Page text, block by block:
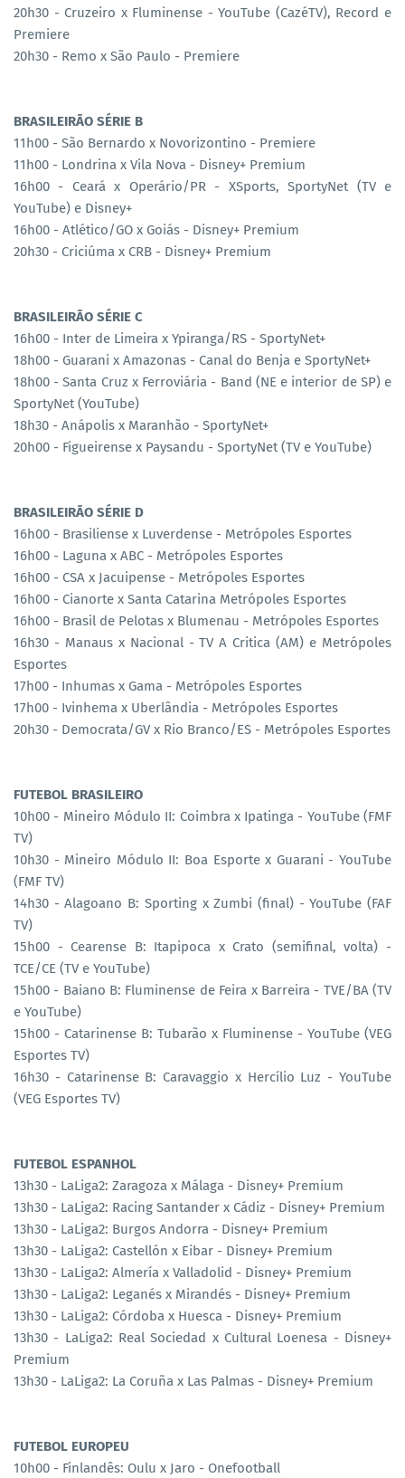
20h30 - Cruzeiro x Fluminense - YouTube (CazéTV), Record e
Premiere
20h30 - Remo x São Paulo - Premiere
BRASILEIRÃO SÉRIE B
11h00 - São Bernardo x Novorizontino - Premiere
11h00 - Londrina x Vila Nova - Disney+ Premium
16h00 - Ceará x Operário/PR - XSports, SportyNet (TV e
YouTube) e Disney+
16h00 - Atlético/GO x Goiás - Disney+ Premium
20h30 - Criciúma x CRB - Disney+ Premium
BRASILEIRÃO SÉRIE C
16h00 - Inter de Limeira x Ypiranga/RS - SportyNet+
18h00 - Guarani x Amazonas - Canal do Benja e SportyNet+
18h00 - Santa Cruz x Ferroviária - Band (NE e interior de SP) e
SportyNet (YouTube)
18h30 - Anápolis x Maranhão - SportyNet+
20h00 - Figueirense x Paysandu - SportyNet (TV e YouTube)
BRASILEIRÃO SÉRIE D
16h00 - Brasiliense x Luverdense - Metrópoles Esportes
16h00 - Laguna x ABC - Metrópoles Esportes
16h00 - CSA x Jacuipense - Metrópoles Esportes
16h00 - Cianorte x Santa Catarina Metrópoles Esportes
16h00 - Brasil de Pelotas x Blumenau - Metrópoles Esportes
16h30 - Manaus x Nacional - TV A Critica (AM) e Metrópoles
Esportes
17h00 - Inhumas x Gama - Metrópoles Esportes
17h00 - Ivinhema x Uberlândia - Metrópoles Esportes
20h30 - Democrata/GV x Rio Branco/ES - Metrópoles Esportes
FUTEBOL BRASILEIRO
10h00 - Mineiro Módulo II: Coimbra x Ipatinga - YouTube (FMF
TV)
10h30 - Mineiro Módulo II: Boa Esporte x Guarani - YouTube
(FMF TV)
14h30 - Alagoano B: Sporting x Zumbi (final) - YouTube (FAF
TV)
15h00 - Cearense B: Itapipoca x Crato (semifinal, volta) -
TCE/CE (TV e YouTube)
15h00 - Baiano B: Fluminense de Feira x Barreira - TVE/BA (TV
e YouTube)
15h00 - Catarinense B: Tubarão x Fluminense - YouTube (VEG
Esportes TV)
16h30 - Catarinense B: Caravaggio x Hercílio Luz - YouTube
(VEG Esportes TV)
FUTEBOL ESPANHOL
13h30 - LaLiga2: Zaragoza x Málaga - Disney+ Premium
13h30 - LaLiga2: Racing Santander x Cádiz - Disney+ Premium
13h30 - LaLiga2: Burgos Andorra - Disney+ Premium
13h30 - LaLiga2: Castellón x Eibar - Disney+ Premium
13h30 - LaLiga2: Almería x Valladolid - Disney+ Premium
13h30 - LaLiga2: Leganés x Mirandés - Disney+ Premium
13h30 - LaLiga2: Córdoba x Huesca - Disney+ Premium
13h30 - LaLiga2: Real Sociedad x Cultural Loenesa - Disney+
Premium
13h30 - LaLiga2: La Coruña x Las Palmas - Disney+ Premium
FUTEBOL EUROPEU
10h00 - Finlandês: Oulu x Jaro - Onefootball